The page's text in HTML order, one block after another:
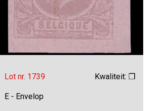
Lot nr. 1739 Kwaliteit: ❒
E - Envelop